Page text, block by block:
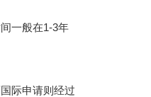
一般在1-3年
际申请则经过